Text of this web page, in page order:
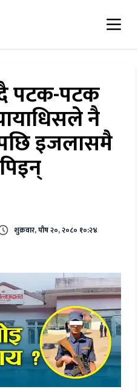
पटक-पटक
नै
इजलासमै
शुक्रवार, पौष २०, २०८० १०:२४